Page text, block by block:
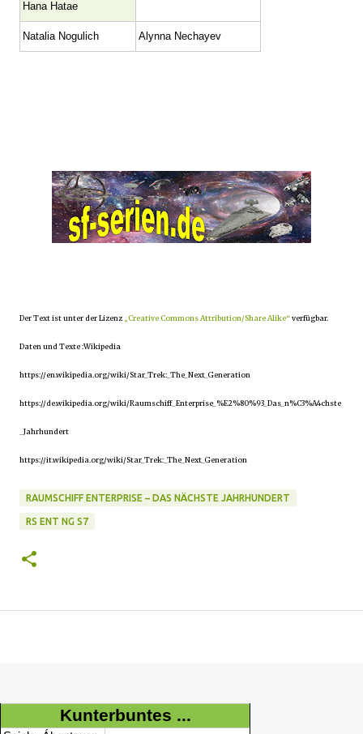
Hana Hatae
Natalia Nogulich Alynna Nechayev
Der Text ist unter der Lizenz „Creative Commons Attribution/Share Alike“verfügbar.
Daten und Texte :Wikipedia
https://en.wikipedia.org/wiki/Star_Trek:_The_Next_Generation
https://de.wikipedia.org/wiki/Raumschiff_Enterprise_%E2%80%93_Das_n%C3%A4chste
_Jahrhundert
https://it.wikipedia.org/wiki/Star_Trek:_The_Next_Generation
RAUMSCHIFF ENTERPRISE – DAS NÄCHSTE JAHRHUNDERT
RS ENT NG S7
Kunterbuntes ...